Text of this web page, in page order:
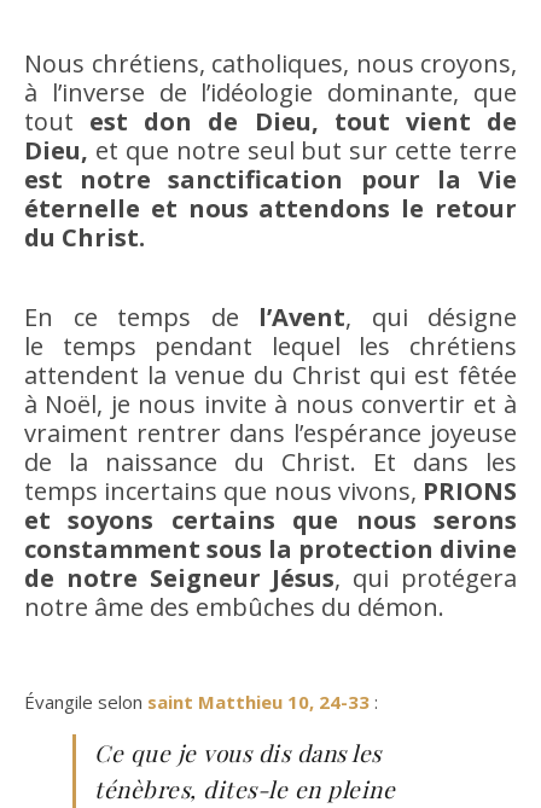
Nous chrétiens, catholiques, nous croyons,
à l’inverse de l’idéologie dominante, que
tout est don de Dieu, tout vient de
Dieu, et que notre seul but sur cette terre
est notre sanctification pour la Vie
éternelle et nous attendons le retour
du Christ.
En ce temps de l’Avent, qui désigne
le temps pendant lequel les chrétiens
attendent la venue du Christ qui est fêtée
à Noël, je nous invite à nous convertir et à
vraiment rentrer dans l’espérance joyeuse
de la naissance du Christ. Et dans les
temps incertains que nous vivons, PRIONS
et soyons certains que nous serons
constamment sous la protection divine
de notre Seigneur Jésus, qui protégera
notre âme des embûches du démon.
Évangile selon saint Matthieu 10, 24-33 :
Ce que je vous dis dans les
ténèbres, dites-le en pleine